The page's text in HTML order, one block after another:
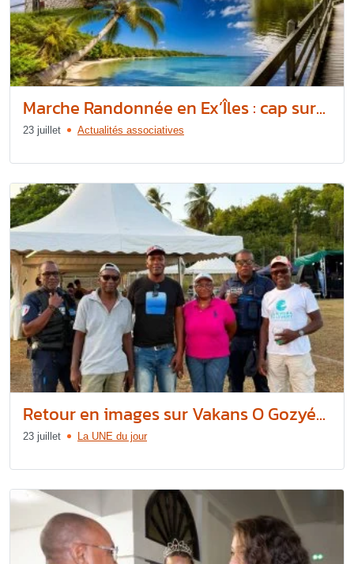
Marche Randonnée en Ex’Îles : cap sur...
23 juillet Actualités associatives
Retour en images sur Vakans O Gozyé...
23 juillet La UNE du jour